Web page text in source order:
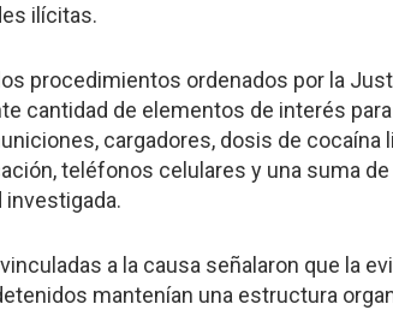
ilícitas.
procedimientos ordenados por la
cantidad de elementos de interés
cargadores, dosis de
teléfonos celulares y una suma
investigada.
a la causa señalaron que la
mantenían una estructura